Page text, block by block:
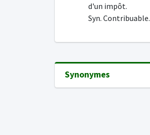
d'un impôt.
Syn. Contribuable.
Synonymes